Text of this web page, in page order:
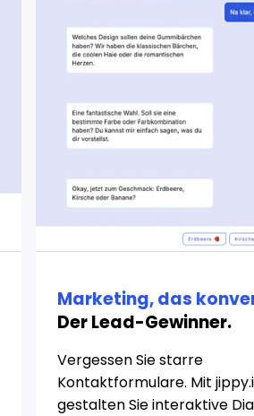
Marketing, das
Der Lead-Gewinner.
Vergessen Sie starre
Kontaktformulare. Mit
gestalten Sie interaktive